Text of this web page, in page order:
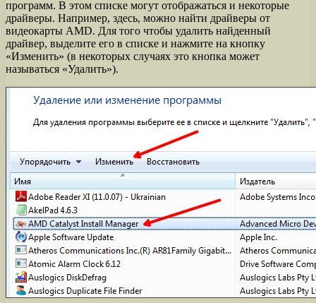
программ. В этом списке могут отображаться и некоторые
драйверы. Например, здесь, можно найти драйверы от
видеокарты AMD. Для того чтобы удалить найденный
драйвер, выделите его в списке и нажмите на кнопку
«Изменить» (в некоторых случаях это кнопка может
называться «Удалить»).